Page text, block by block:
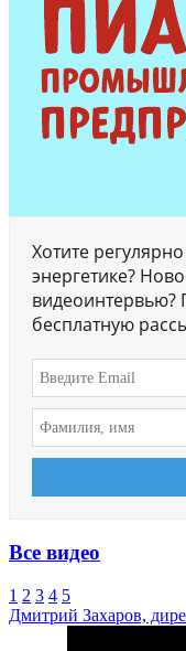
Хотите
энергетике?
бесплатную
Все видео
1 2 3 4 5
Дмитрий Захаров,